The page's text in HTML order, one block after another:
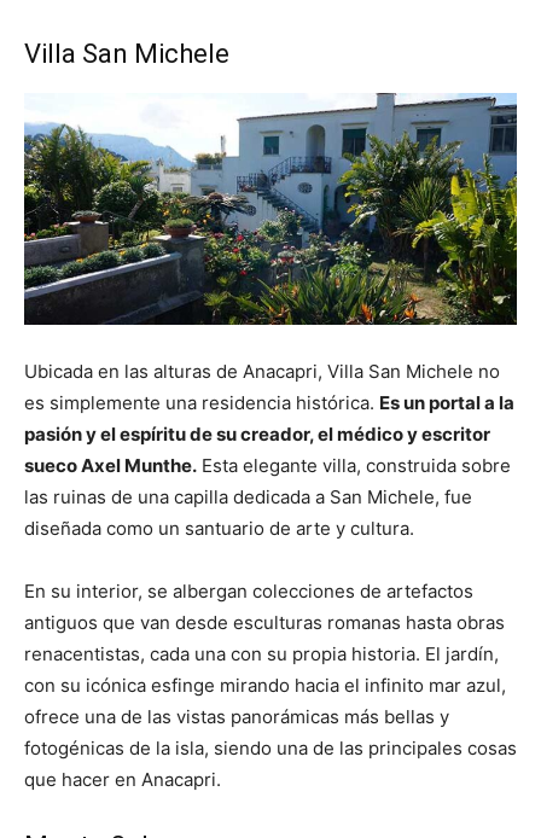
Villa San Michele
Ubicada en las alturas de Anacapri, Villa San Michele no
es simplemente una residencia histórica. Es un portal a la
pasión y el espíritu de su creador, el médico y escritor
sueco Axel Munthe. Esta elegante villa, construida sobre
las ruinas de una capilla dedicada a San Michele, fue
diseñada como un santuario de arte y cultura.
En su interior, se albergan colecciones de artefactos
antiguos que van desde esculturas romanas hasta obras
renacentistas, cada una con su propia historia. El jardín,
con su icónica esfinge mirando hacia el infinito mar azul,
ofrece una de las vistas panorámicas más bellas y
fotogénicas de la isla, siendo una de las principales cosas
que hacer en Anacapri.